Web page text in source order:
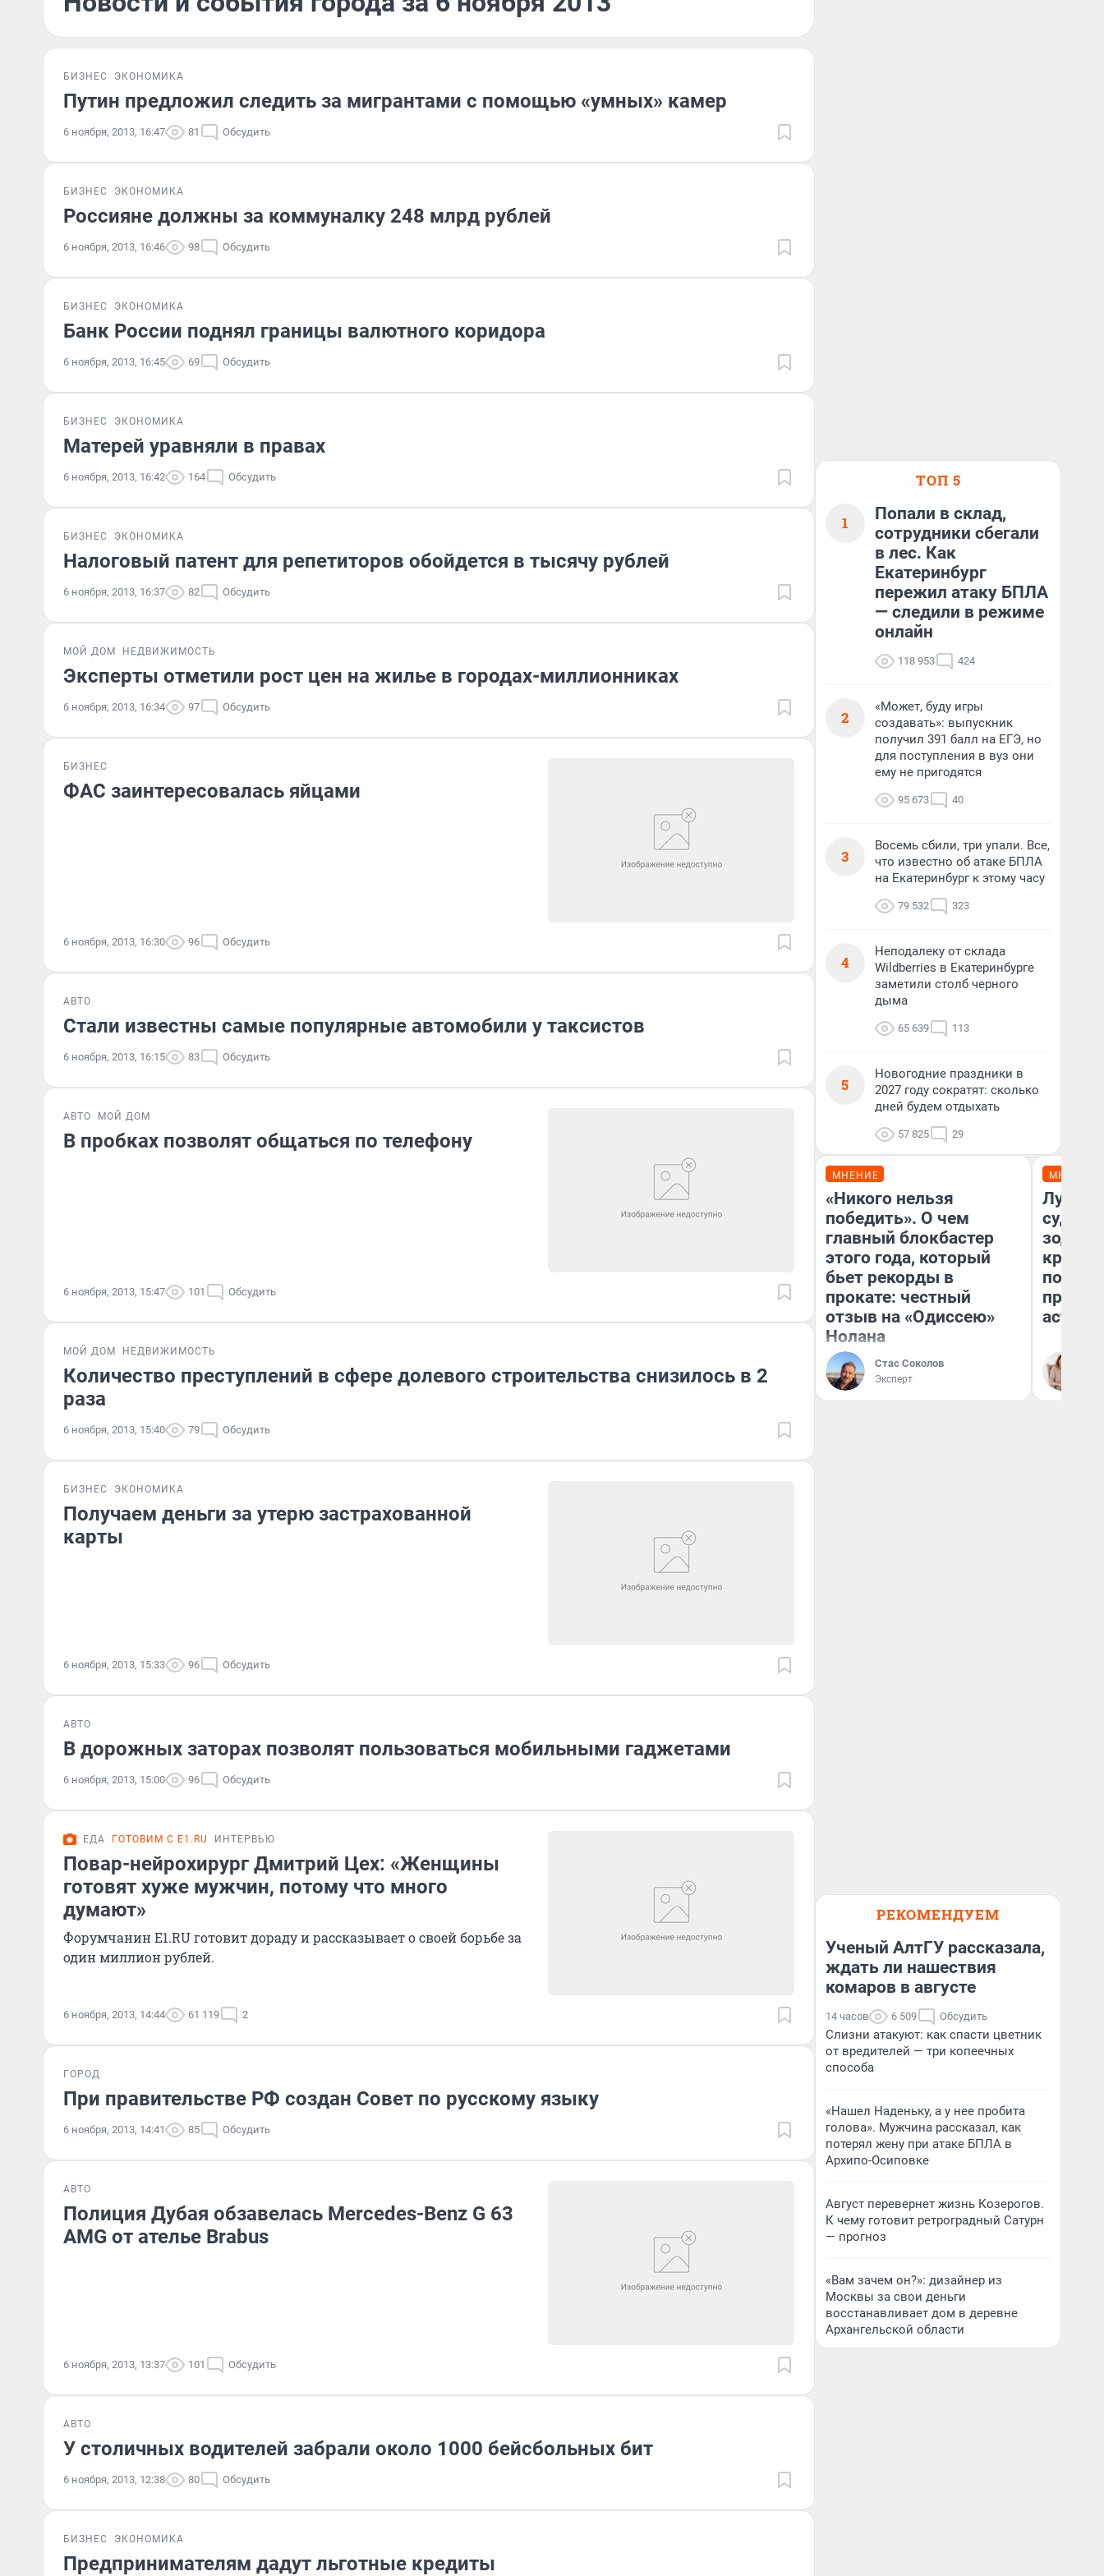
БИЗНЕС ЭКОНОМИКА
Путин предложил следить за мигрантами с помощью «умных» камер
6 ноября, 2013, 16:47 81 Обсудить
БИЗНЕС ЭКОНОМИКА
Россияне должны за коммуналку 248 млрд рублей
6 ноября, 2013, 16:46 98 Обсудить
БИЗНЕС ЭКОНОМИКА
Банк России поднял границы валютного коридора
6 ноября, 2013, 16:45 69 Обсудить
БИЗНЕС ЭКОНОМИКА
Матерей уравняли в правах
6 ноября, 2013, 16:42 164 Обсудить
БИЗНЕС ЭКОНОМИКА
Налоговый патент для репетиторов обойдется в тысячу рублей
6 ноября, 2013, 16:37 82 Обсудить
МОЙ ДОМ НЕДВИЖИМОСТЬ
Эксперты отметили рост цен на жилье в городах-миллионниках
6 ноября, 2013, 16:34 97 Обсудить
БИЗНЕС
ФАС заинтересовалась яйцами
6 ноября, 2013, 16:30 96 Обсудить
АВТО
Стали известны самые популярные автомобили у таксистов
6 ноября, 2013, 16:15 83 Обсудить
АВТО МОЙ ДОМ
В пробках позволят общаться по телефону
6 ноября, 2013, 15:47 101 Обсудить
МОЙ ДОМ НЕДВИЖИМОСТЬ
Количество преступлений в сфере долевого строительства снизилось в 2
раза
6 ноября, 2013, 15:40 79 Обсудить
БИЗНЕС ЭКОНОМИКА
Получаем деньги за утерю застрахованной
карты
6 ноября, 2013, 15:33 96 Обсудить
АВТО
В дорожных заторах позволят пользоваться мобильными гаджетами
6 ноября, 2013, 15:00 96 Обсудить
ЕДА ГОТОВИМ С E1.RU ИНТЕРВЬЮ
Повар-нейрохирург Дмитрий Цех: «Женщины
готовят хуже мужчин, потому что много
думают»
Форумчанин E1.RU готовит дораду и рассказывает о своей борьбе за
один миллион рублей.
6 ноября, 2013, 14:44 61 119 2
ГОРОД
При правительстве РФ создан Совет по русскому языку
6 ноября, 2013, 14:41 85 Обсудить
АВТО
Полиция Дубая обзавелась Mercedes-Benz G 63
AMG от ателье Brabus
6 ноября, 2013, 13:37 101 Обсудить
АВТО
У столичных водителей забрали около 1000 бейсбольных бит
6 ноября, 2013, 12:38 80 Обсудить
БИЗНЕС ЭКОНОМИКА
Предпринимателям дадут льготные кредиты
ТОП 5
1
Попали в склад,
сотрудники сбегали
в лес. Как
Екатеринбург
пережил атаку БПЛА
— следили в режиме
онлайн
118 953 424
2
«Может, буду игры
создавать»: выпускник
получил 391 балл на ЕГЭ, но
для поступления в вуз они
ему не пригодятся
95 673 40
3
Восемь сбили, три упали. Все,
что известно об атаке БПЛА
на Екатеринбург к этому часу
79 532 323
4
Неподалеку от склада
Wildberries в Екатеринбурге
заметили столб черного
дыма
65 639 113
5
Новогодние праздники в
2027 году сократят: сколько
дней будем отдыхать
57 825 29
МНЕНИЕ
«Никого нельзя
победить». О чем
главный блокбастер
этого года, который
бьет рекорды в
прокате: честный
отзыв на «Одиссею»
Нолана
Стас Соколов
Эксперт
МНЕНИЕ
Луна
судьбу
круто
РЕКОМЕНДУЕМ
Ученый АлтГУ рассказала,
ждать ли нашествия
комаров в августе
14 часов 6 509 Обсудить
Слизни атакуют: как спасти цветник
от вредителей — три копеечных
способа
«Нашел Наденьку, а у нее пробита
голова». Мужчина рассказал, как
потерял жену при атаке БПЛА в
Архипо-Осиповке
Август перевернет жизнь Козерогов.
К чему готовит ретроградный Сатурн
— прогноз
«Вам зачем он?»: дизайнер из
Москвы за свои деньги
восстанавливает дом в деревне
Архангельской области